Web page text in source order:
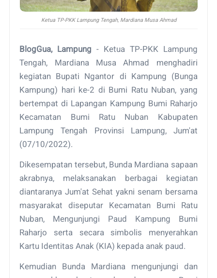
Ketua TP-PKK Lampung Tengah, Mardiana Musa Ahmad
BlogGua, Lampung - Ketua TP-PKK Lampung
Tengah, Mardiana Musa Ahmad menghadiri
kegiatan Bupati Ngantor di Kampung (Bunga
Kampung) hari ke-2 di Bumi Ratu Nuban, yang
bertempat di Lapangan Kampung Bumi Raharjo
Kecamatan Bumi Ratu Nuban Kabupaten
Lampung Tengah Provinsi Lampung, Jum'at
(07/10/2022).
Dikesempatan tersebut, Bunda Mardiana sapaan
akrabnya, melaksanakan berbagai kegiatan
diantaranya Jum'at Sehat yakni senam bersama
masyarakat diseputar Kecamatan Bumi Ratu
Nuban, Mengunjungi Paud Kampung Bumi
Raharjo serta secara simbolis menyerahkan
Kartu Identitas Anak (KIA) kepada anak paud.
Kemudian Bunda Mardiana mengunjungi dan